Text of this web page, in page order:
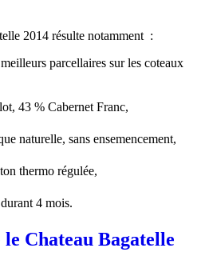
2014 résulte notamment :
parcellaires sur les coteaux
43 % Cabernet Franc,
naturelle, sans ensemencement,
thermo régulée,
4 mois.